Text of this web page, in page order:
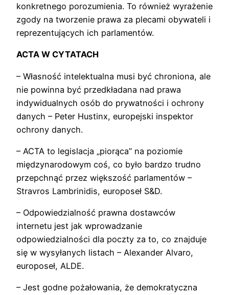
konkretnego porozumienia. To również wyrażenie
zgody na tworzenie prawa za plecami obywateli i
reprezentujących ich parlamentów.
ACTA W CYTATACH
– Własność intelektualna musi być chroniona, ale
nie powinna być przedkładana nad prawa
indywidualnych osób do prywatności i ochrony
danych – Peter Hustinx, europejski inspektor
ochrony danych.
– ACTA to legislacja „piorąca” na poziomie
międzynarodowym coś, co było bardzo trudno
przepchnąć przez większość parlamentów –
Stravros Lambrinidis, europoseł S&D.
– Odpowiedzialność prawna dostawców
internetu jest jak wprowadzanie
odpowiedzialności dla poczty za to, co znajduje
się w wysyłanych listach – Alexander Alvaro,
europoseł, ALDE.
– Jest godne pożałowania, że demokratyczna